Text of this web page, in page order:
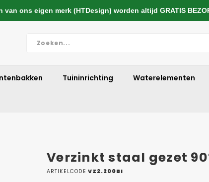
Tuininrichting Waterelementen
Verzinkt staal gezet
ARTIKELCODE VZ2.200BI
ons eigen merk (HTDesign) worden altijd GRATIS